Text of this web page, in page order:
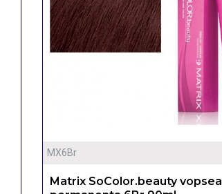
MX6Br
Matrix SoColor.beauty vopsea